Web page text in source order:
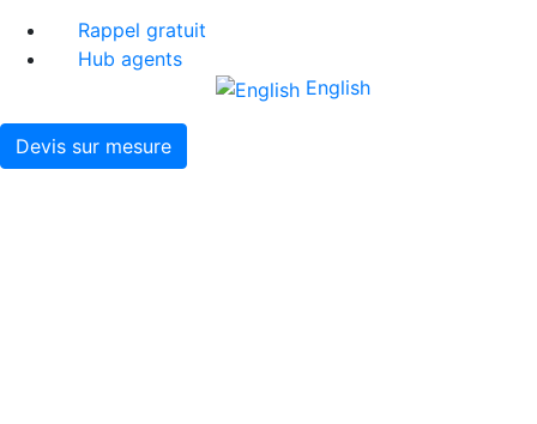
Rappel gratuit
Hub agents
English
Devis sur mesure